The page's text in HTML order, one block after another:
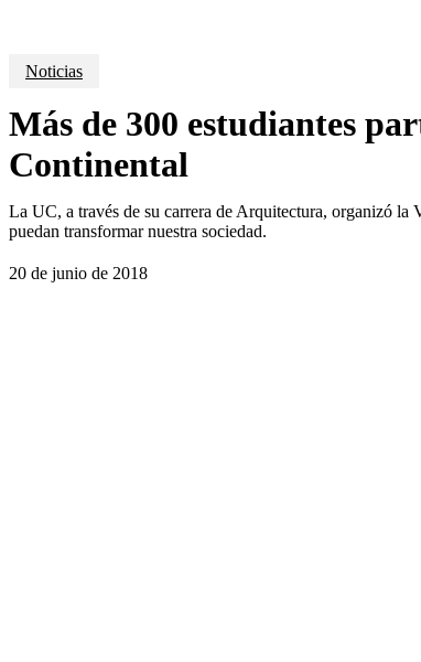
Noticias
Más de 300 estudiantes
Continental
La UC, a través de su carrera de Arquitectura, organizó la
puedan transformar nuestra sociedad.
20 de junio de 2018